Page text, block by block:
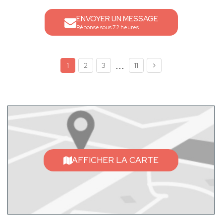
ENVOYER UN MESSAGE
Réponse sous 72 heures
1 2 3 ... 11
AFFICHER LA CARTE